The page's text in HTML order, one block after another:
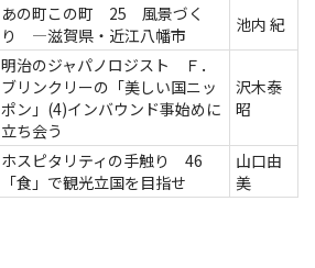
あの町この町 25 風景づく
り ―滋賀県・近江八幡市
池内 紀
明治のジャパノロジスト Ｆ．
ブリンクリーの「美しい国ニッ
ポン」(4)インバウンド事始めに
立ち会う
沢木泰
昭
ホスピタリティの手触り 46
「食」で観光立国を目指せ
山口由
美